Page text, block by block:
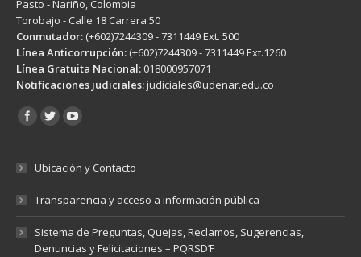
Pasto - Nariño, Colombia
Torobajo - Calle 18 Carrera 50
Conmutador: (+602)7244309 - 7311449 Ext. 500
Línea Anticorrupción: (+602)7244309 - 7311449 Ext.1260
Línea Gratuita Nacional: 018000957071
Notificaciones judiciales:judiciales@udenar.edu.co
Encuéntranos en:
Ubicación y Contacto
Transparencia y acceso a información pública
Sistema de Preguntas, Quejas, Reclamos, Sugerencias,
Denuncias y Felicitaciones – PQRSD’F